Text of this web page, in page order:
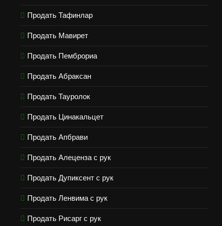
Продать Тафинлар
Продать Мавирет
Продать Пемброриа
Продать Абраксан
Продать Тауролок
Продать Цинакальцет
Продать Апбрави
Продать Алеценза с рук
Продать Дупиксент с рук
Продать Ленвима с рук
Продать Рисарг с рук